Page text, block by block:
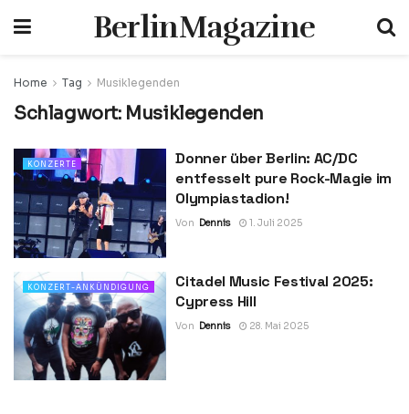
BerlinMagazine
Home Tag Musiklegenden
Schlagwort: Musiklegenden
KONZERTE
Donner über Berlin: AC/DC
entfesselt pure Rock-Magie im
Olympiastadion!
Von Dennis 1. Juli 2025
KONZERT-ANKÜNDIGUNG
Citadel Music Festival 2025:
Cypress Hill
Von Dennis 28. Mai 2025